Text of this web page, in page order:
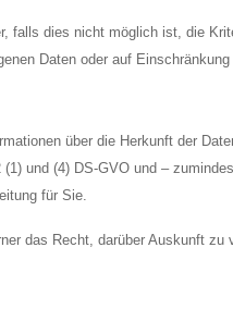
falls dies nicht möglich ist, die
Daten oder auf
über die Herkunft der
und (4) DS-GVO und –
für Sie.
das Recht, darüber Auskunft